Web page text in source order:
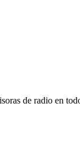
de radio en